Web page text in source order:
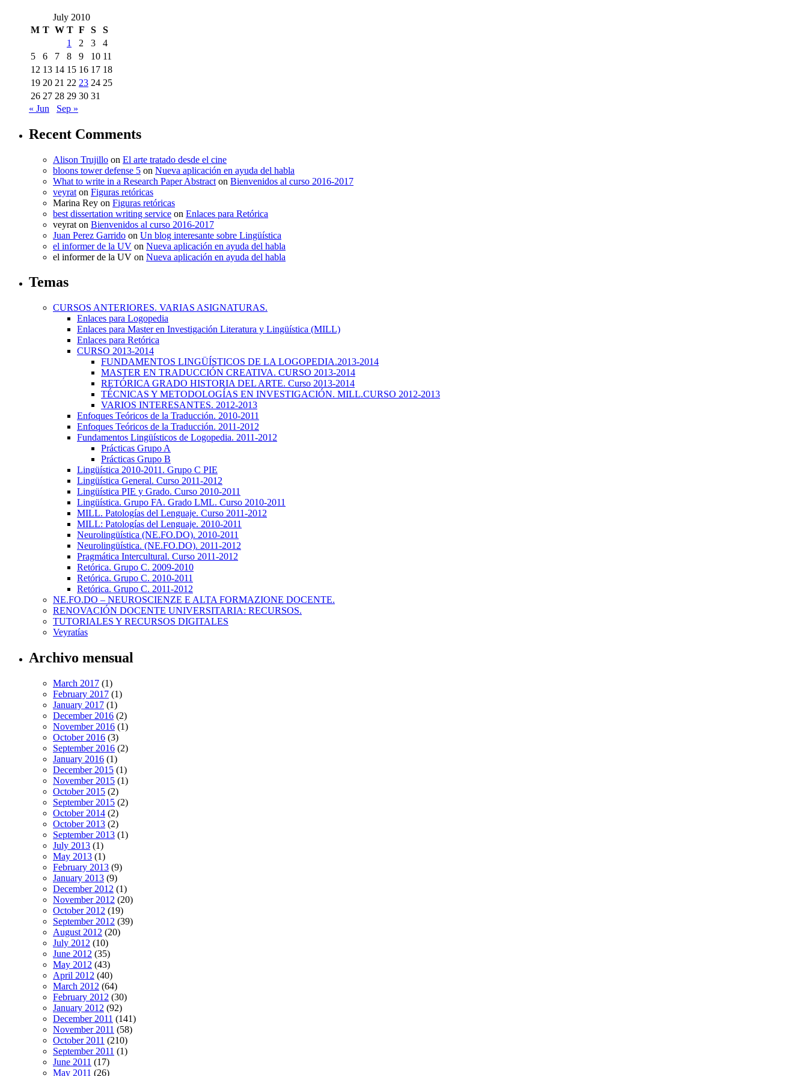
July 2010
M T W T F S
S
1
2 3
4
5
6 7 8 9 10 11
12 13 14 15 16 17 18
19 20 21 22 23 24 25
26 27 28 29 30 31
« Jun
Sep »
Recent Comments
Alison Trujillo on El arte tratado desde el cine
bloons tower defense 5 on Nueva aplicación en ayuda del habla
What to write in a Research Paper Abstract on Bienvenidos al curso 2016-2017
veyrat on Figuras retóricas
Marina Rey on Figuras retóricas
best dissertation writing service on Enlaces para Retórica
veyrat on Bienvenidos al curso 2016-2017
Juan Perez Garrido on Un blog interesante sobre Lingüística
el informer de la UV on Nueva aplicación en ayuda del habla
el informer de la UV on Nueva aplicación en ayuda del habla
Temas
CURSOS ANTERIORES. VARIAS ASIGNATURAS.
Enlaces para Logopedia
Enlaces para Master en Investigación Literatura y Lingüística (MILL)
Enlaces para Retórica
CURSO 2013-2014
FUNDAMENTOS LINGÜÍSTICOS DE LA LOGOPEDIA.2013-2014
MASTER EN TRADUCCIÓN CREATIVA. CURSO 2013-2014
RETÓRICA GRADO HISTORIA DEL ARTE. Curso 2013-2014
TÉCNICAS Y METODOLOGÍAS EN INVESTIGACIÓN. MILL.CURSO 2012-2013
VARIOS INTERESANTES. 2012-2013
Enfoques Teóricos de la Traducción. 2010-2011
Enfoques Teóricos de la Traducción. 2011-2012
Fundamentos Lingüísticos de Logopedia. 2011-2012
Prácticas Grupo A
Prácticas Grupo B
Lingüística 2010-2011. Grupo C PIE
Lingüística General. Curso 2011-2012
Lingüística PIE y Grado. Curso 2010-2011
Lingüística. Grupo FA. Grado LML. Curso 2010-2011
MILL. Patologías del Lenguaje. Curso 2011-2012
MILL: Patologías del Lenguaje. 2010-2011
Neurolingüística (NE.FO.DO). 2010-2011
Neurolingüística. (NE.FO.DO). 2011-2012
Pragmática Intercultural. Curso 2011-2012
Retórica. Grupo C. 2009-2010
Retórica. Grupo C. 2010-2011
Retórica. Grupo C. 2011-2012
NE.FO.DO – NEUROSCIENZE E ALTA FORMAZIONE DOCENTE.
RENOVACIÓN DOCENTE UNIVERSITARIA: RECURSOS.
TUTORIALES Y RECURSOS DIGITALES
Veyratías
Archivo mensual
March 2017 (1)
February 2017 (1)
January 2017 (1)
December 2016 (2)
November 2016 (1)
October 2016 (3)
September 2016 (2)
January 2016 (1)
December 2015 (1)
November 2015 (1)
October 2015 (2)
September 2015 (2)
October 2014 (2)
October 2013 (2)
September 2013 (1)
July 2013 (1)
May 2013 (1)
February 2013 (9)
January 2013 (9)
December 2012 (1)
November 2012 (20)
October 2012 (19)
September 2012 (39)
August 2012 (20)
July 2012 (10)
June 2012 (35)
May 2012 (43)
April 2012 (40)
March 2012 (64)
February 2012 (30)
January 2012 (92)
December 2011 (141)
November 2011 (58)
October 2011 (210)
September 2011 (1)
June 2011 (17)
May 2011 (26)